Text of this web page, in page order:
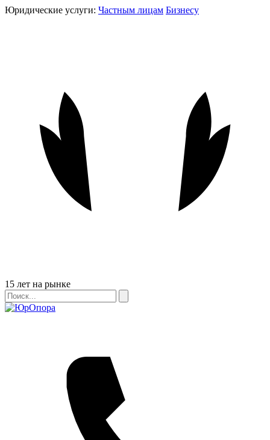
Юридические услуги: Частным лицам Бизнесу
Бейдж
15 лет на рынке
Поиск
Поиск